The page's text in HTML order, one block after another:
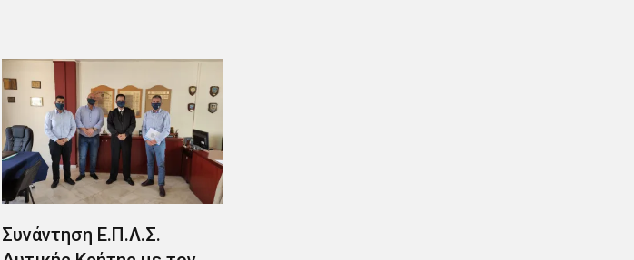
Επικαιροποίηση λίστας
εκπτωτικών
καταστημάτων Κάρτας
μέλους Ε.Π.Λ.Σ. Δυτικής
Κρήτης.